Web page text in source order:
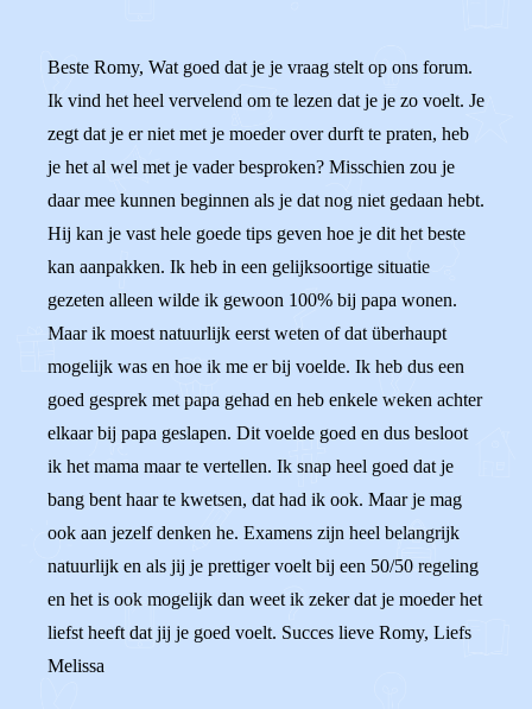
Beste Romy, Wat goed dat je je vraag stelt op ons forum.
Ik vind het heel vervelend om te lezen dat je je zo voelt. Je
zegt dat je er niet met je moeder over durft te praten, heb
je het al wel met je vader besproken? Misschien zou je
daar mee kunnen beginnen als je dat nog niet gedaan hebt.
Hij kan je vast hele goede tips geven hoe je dit het beste
kan aanpakken. Ik heb in een gelijksoortige situatie
gezeten alleen wilde ik gewoon 100% bij papa wonen.
Maar ik moest natuurlijk eerst weten of dat überhaupt
mogelijk was en hoe ik me er bij voelde. Ik heb dus een
goed gesprek met papa gehad en heb enkele weken achter
elkaar bij papa geslapen. Dit voelde goed en dus besloot
ik het mama maar te vertellen. Ik snap heel goed dat je
bang bent haar te kwetsen, dat had ik ook. Maar je mag
ook aan jezelf denken he. Examens zijn heel belangrijk
natuurlijk en als jij je prettiger voelt bij een 50/50 regeling
en het is ook mogelijk dan weet ik zeker dat je moeder het
liefst heeft dat jij je goed voelt. Succes lieve Romy, Liefs
Melissa